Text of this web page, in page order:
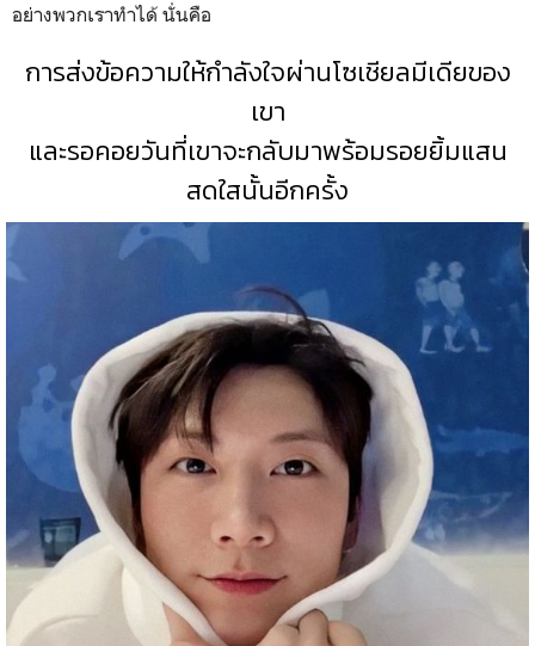
อย่างพวกเราทำได้ นั่นคือ
การส่งข้อความให้กำลังใจผ่านโซเชียลมีเดียของ
เขา
และรอคอยวันที่เขาจะกลับมาพร้อมรอยยิ้มแสน
สดใสนั้นอีกครั้ง